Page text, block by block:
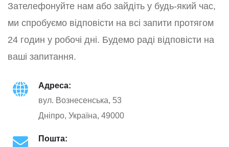
Зателефонуйте нам або зайдіть у будь-який час,
ми спробуємо відповісти на всі запити протягом
24 годин у робочі дні. Будемо раді відповісти на
ваші запитання.
Адреса:
вул. Вознесенська, 53
Дніпро, Україна, 49000
Пошта: